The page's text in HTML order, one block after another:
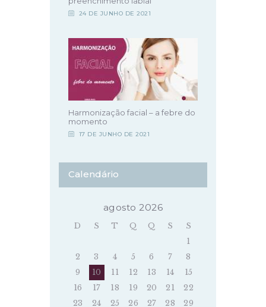
24 DE JUNHO DE 2021
Harmonização facial – a febre do
momento
17 DE JUNHO DE 2021
Calendário
agosto 2026
D S T Q Q S
S
1
2
3 4 5 6 7
8
9
10 11 12 13 14
15
16
17 18 19 20 21
22
23
24 25 26 27 28
29